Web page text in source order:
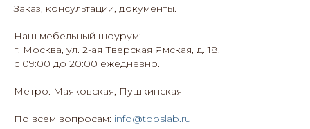
Заказ, консультации, документы.
Наш мебельный шоурум:
г. Москва, ул. 2-ая Тверская Ямская, д. 18.
с 09:00 до 20:00 ежедневно.
Метро: Маяковская, Пушкинская
По всем вопросам: info@topslab.ru